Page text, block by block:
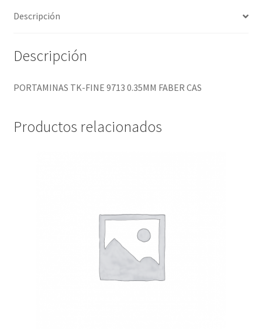
Descripción
Descripción
PORTAMINAS TK-FINE 9713 0.35MM FABER CAS
Productos relacionados